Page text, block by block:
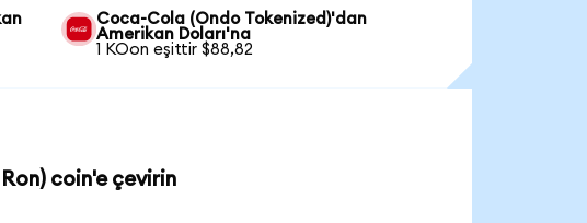
Coca-Cola (Ondo Tokenized)'dan
Amerikan Doları'na
1 KOon eşittir $88,82
coin'e çevirin